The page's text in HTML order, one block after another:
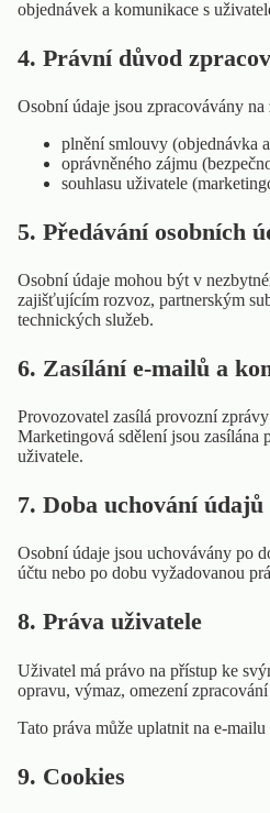
objednávek a komunikace s
4. Právní důvod
Osobní údaje jsou zpracovávány na
plnění smlouvy (objednávka
oprávněného zájmu
souhlasu uživatele
5. Předávání osobních
Osobní údaje mohou být v
zajišťujícím rozvoz, partnerským
technických služeb.
6. Zasílání e-mailů a
Provozovatel zasílá provozní
Marketingová sdělení jsou zasílána
uživatele.
7. Doba uchování údajů
Osobní údaje jsou uchovávány po
účtu nebo po dobu vyžadovanou
8. Práva uživatele
Uživatel má právo na přístup ke
opravu, výmaz, omezení
Tato práva může uplatnit na e-mailu
9. Cookies